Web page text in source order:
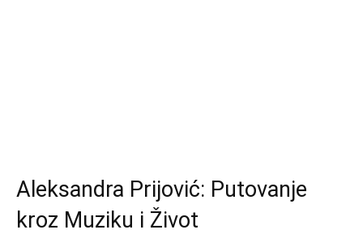
Aleksandra Prijović: Putovanje
kroz Muziku i Život